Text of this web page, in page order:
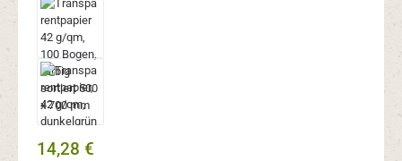
Regulärer Preis:
14,28 €